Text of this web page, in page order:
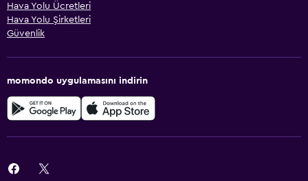
Hava Yolu Ücretleri
Hava Yolu Şirketleri
Güvenlik
momondo uygulamasını indirin